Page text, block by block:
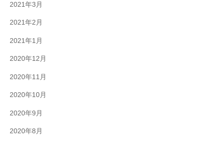
2021年3月
2021年2月
2021年1月
2020年12月
2020年11月
2020年10月
2020年9月
2020年8月